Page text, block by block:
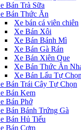
Bán Trà Sữa
Bán Thức Ăn
Xe bán cá viên chiên
Xe Bán Xôi
Xe Bán Bánh Mì
Xe Bán Gà Rán
Xe Bán Xiên Que
Xe Bán Thức Ăn
Xe Bán Lẩu Tự
Bán Trái Cây Tự Chọn
Bán Kem
Bán Phở
Bán Bánh Trứng Gà
Bán Hủ Tiếu
Bán Cơm